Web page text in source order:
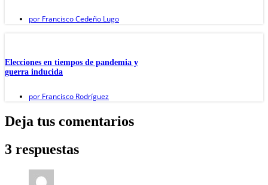
por Francisco Cedeño Lugo
Elecciones en tiempos de pandemia y
guerra inducida
por Francisco Rodríguez
Deja tus comentarios
3 respuestas